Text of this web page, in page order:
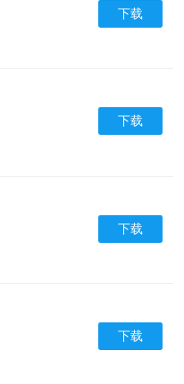
下载
下载
下载
下载